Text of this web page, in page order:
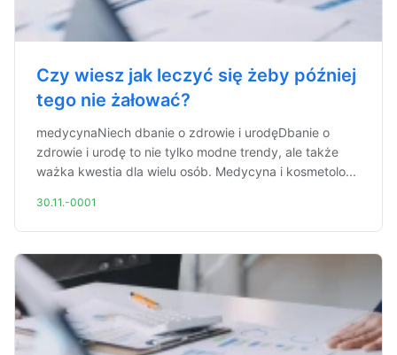
Czy wiesz jak leczyć się żeby później
tego nie żałować?
medycynaNiech dbanie o zdrowie i urodęDbanie o
zdrowie i urodę to nie tylko modne trendy, ale także
ważka kwestia dla wielu osób. Medycyna i kosmetolo...
30.11.-0001